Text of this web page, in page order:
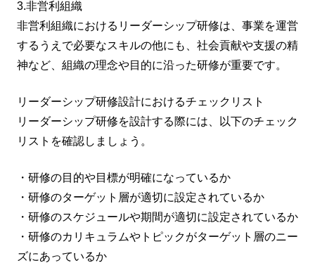
3.非営利組織
非営利組織におけるリーダーシップ研修は、事業を運営
するうえで必要なスキルの他にも、社会貢献や支援の精
神など、組織の理念や目的に沿った研修が重要です。
リーダーシップ研修設計におけるチェックリスト
リーダーシップ研修を設計する際には、以下のチェック
リストを確認しましょう。
・研修の目的や目標が明確になっているか
・研修のターゲット層が適切に設定されているか
・研修のスケジュールや期間が適切に設定されているか
・研修のカリキュラムやトピックがターゲット層のニー
ズにあっているか